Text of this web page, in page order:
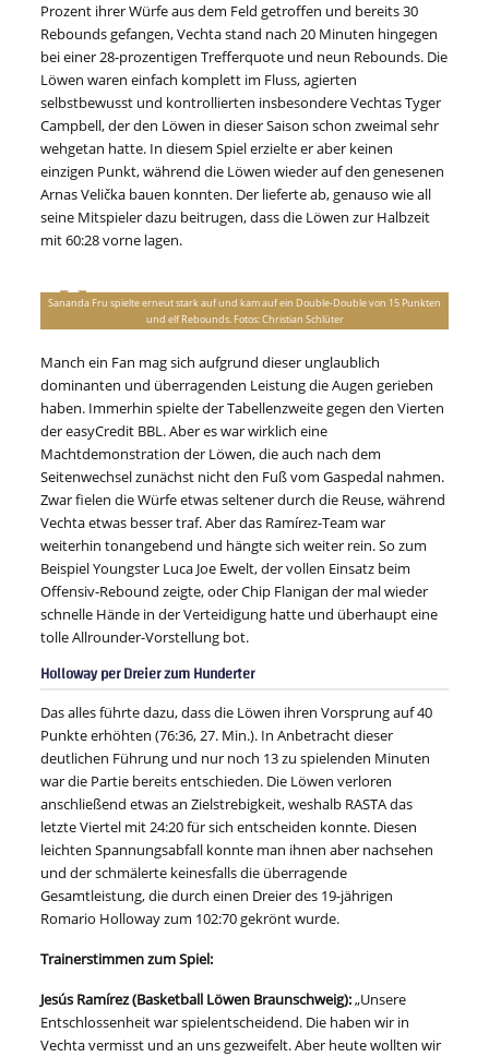
Prozent ihrer Würfe aus dem Feld getroffen und bereits 30
Rebounds gefangen, Vechta stand nach 20 Minuten hingegen
bei einer 28-prozentigen Trefferquote und neun Rebounds. Die
Löwen waren einfach komplett im Fluss, agierten
selbstbewusst und kontrollierten insbesondere Vechtas Tyger
Campbell, der den Löwen in dieser Saison schon zweimal sehr
wehgetan hatte. In diesem Spiel erzielte er aber keinen
einzigen Punkt, während die Löwen wieder auf den genesenen
Arnas Velička bauen konnten. Der lieferte ab, genauso wie all
seine Mitspieler dazu beitrugen, dass die Löwen zur Halbzeit
mit 60:28 vorne lagen.
Sananda Fru spielte erneut stark auf und kam auf ein Double-Double von 15 Punkten
und elf Rebounds. Fotos: Christian Schlüter
Manch ein Fan mag sich aufgrund dieser unglaublich
dominanten und überragenden Leistung die Augen gerieben
haben. Immerhin spielte der Tabellenzweite gegen den Vierten
der easyCredit BBL. Aber es war wirklich eine
Machtdemonstration der Löwen, die auch nach dem
Seitenwechsel zunächst nicht den Fuß vom Gaspedal nahmen.
Zwar fielen die Würfe etwas seltener durch die Reuse, während
Vechta etwas besser traf. Aber das Ramírez-Team war
weiterhin tonangebend und hängte sich weiter rein. So zum
Beispiel Youngster Luca Joe Ewelt, der vollen Einsatz beim
Offensiv-Rebound zeigte, oder Chip Flanigan der mal wieder
schnelle Hände in der Verteidigung hatte und überhaupt eine
tolle Allrounder-Vorstellung bot.
Holloway per Dreier zum Hunderter
Das alles führte dazu, dass die Löwen ihren Vorsprung auf 40
Punkte erhöhten (76:36, 27. Min.). In Anbetracht dieser
deutlichen Führung und nur noch 13 zu spielenden Minuten
war die Partie bereits entschieden. Die Löwen verloren
anschließend etwas an Zielstrebigkeit, weshalb RASTA das
letzte Viertel mit 24:20 für sich entscheiden konnte. Diesen
leichten Spannungsabfall konnte man ihnen aber nachsehen
und der schmälerte keinesfalls die überragende
Gesamtleistung, die durch einen Dreier des 19-jährigen
Romario Holloway zum 102:70 gekrönt wurde.
Trainerstimmen zum Spiel:
Jesús Ramírez (Basketball Löwen Braunschweig):„Unsere
Entschlossenheit war spielentscheidend. Die haben wir in
Vechta vermisst und an uns gezweifelt. Aber heute wollten wir